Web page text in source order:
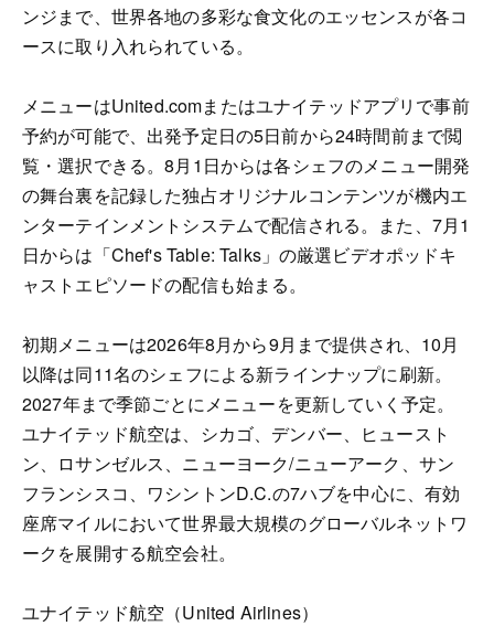
ンジまで、世界各地の多彩な食文化のエッセンスが各コ
ースに取り入れられている。
メニューはUnited.comまたはユナイテッドアプリで事前
予約が可能で、出発予定日の5日前から24時間前まで閲
覧・選択できる。8月1日からは各シェフのメニュー開発
の舞台裏を記録した独占オリジナルコンテンツが機内エ
ンターテインメントシステムで配信される。また、7月1
日からは「Chef's Table: Talks」の厳選ビデオポッドキ
ャストエピソードの配信も始まる。
初期メニューは2026年8月から9月まで提供され、10月
以降は同11名のシェフによる新ラインナップに刷新。
2027年まで季節ごとにメニューを更新していく予定。
ユナイテッド航空は、シカゴ、デンバー、ヒュースト
ン、ロサンゼルス、ニューヨーク/ニューアーク、サン
フランシスコ、ワシントンD.C.の7ハブを中心に、有効
座席マイルにおいて世界最大規模のグローバルネットワ
ークを展開する航空会社。
ユナイテッド航空（United Airlines）